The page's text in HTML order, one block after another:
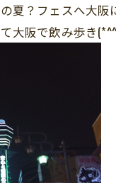
夏？フェスへ大阪
大阪で飲み歩き